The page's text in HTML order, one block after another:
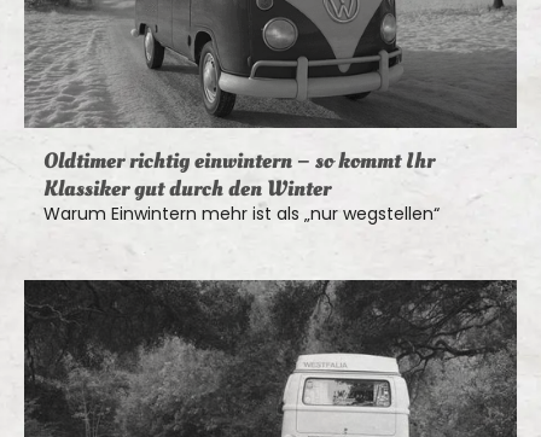
Oldtimer richtig einwintern – so kommt Ihr
Klassiker gut durch den Winter
Warum Einwintern mehr ist als „nur wegstellen“